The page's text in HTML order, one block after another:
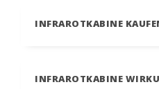
INFRAROTKABINE
INFRAROTKABINE